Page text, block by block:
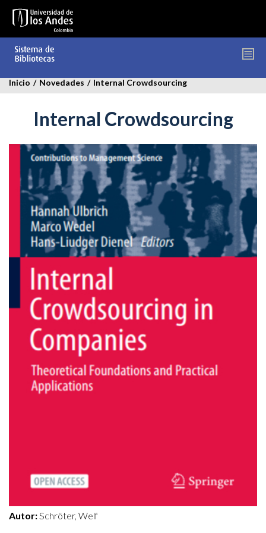
contenido
Inicio / Novedades / Internal Crowdsourcing
Internal Crowdsourcing
internal-
crowdsourcing.jpg
Autor:Schröter, Welf